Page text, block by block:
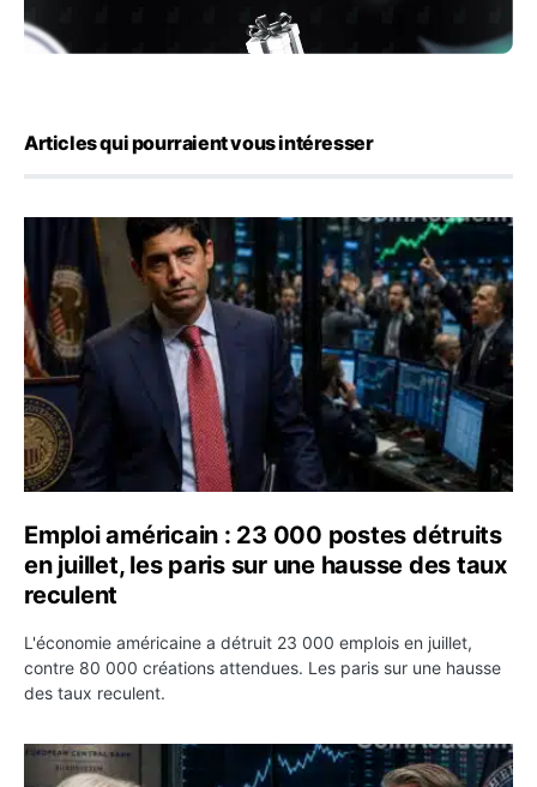
Articles qui pourraient vous intéresser
Emploi américain : 23 000 postes détruits en juillet, les
Emploi américain : 23 000 postes détruits
en juillet, les paris sur une hausse des taux
reculent
L'économie américaine a détruit 23 000 emplois en juillet,
contre 80 000 créations attendues. Les paris sur une hausse
des taux reculent.
Yen : Washington a vendu des euros sans prévenir la